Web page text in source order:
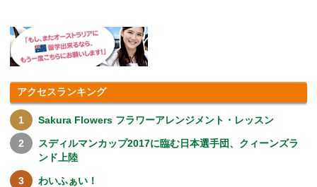
アクセスランキング
Sakura Flowers フラワーアレンジメント・レッスン
スディルマンカップ2017に臨む日本選手団、クィーンズラ
ンド上陸
わいふぁい！